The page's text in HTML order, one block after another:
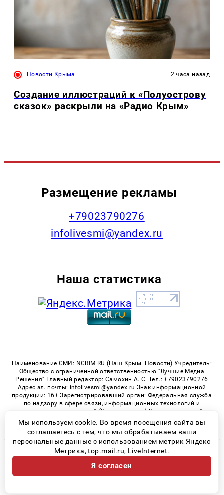
Новости Крыма 2 часа назад
Создание иллюстраций к «Полуострову
сказок» раскрыли на «Радио Крым»
Размещение рекламы
+79023790276
infolivesmi@yandex.ru
Наша статистика
Наименование СМИ: NCRIM.RU (Наш Крым. Новости) Учредитель:
Общество с ограниченной ответственностью "Лучшие Медиа
Решения" Главный редактор: Самохин А. С. Тел.: +79023790276
Адрес эл. почты: infolivesmi@yandex.ru Знак информационной
продукции: 16+ Зарегистрировавший орган: Федеральная служба
по надзору в сфере связи, информационных технологий и
массовых коммуникаций (Роскомнадзор) Регистрационный
номер СМИ ЭЛ № ФС 77 - 81150 от 02.06.2021
© 2026 «nCrim.ru» | Все права защищены
Возрастная категория сайта 16+
Политика конфиденциальности
Мы используем cookie. Во время посещения сайта вы
соглашаетесь с тем, что мы обрабатываем ваши
персональные данные с использованием метрик Яндекс
Метрика, top.mail.ru, LiveInternet.
Я согласен